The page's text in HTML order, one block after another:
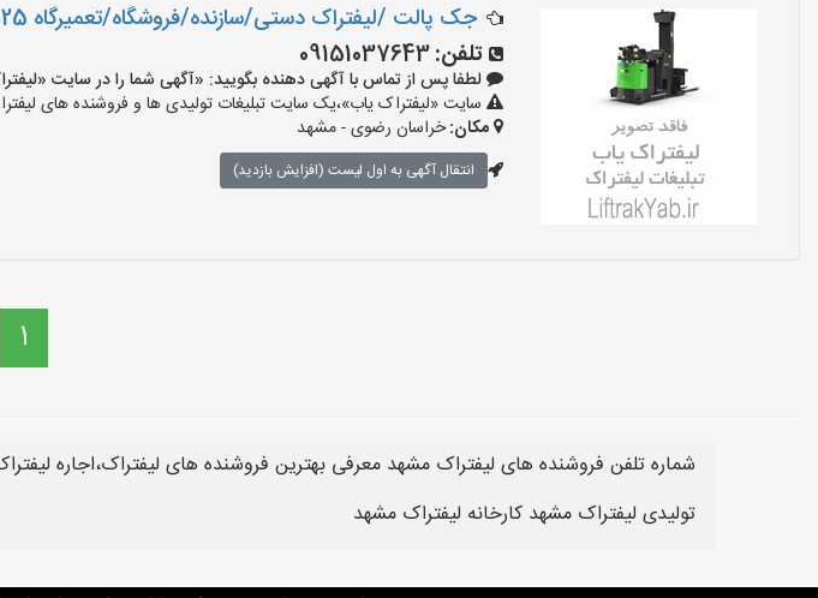
جک پالت /لیفتراک دستی/سازنده/فروشگاه/تعمیرگاه 2025
تلفن:09151037643
لطفا پس از تماس با آگهی دهنده بگویید: «آگهی شما را در سایت «لیفتراک یاب»
سایت «لیفتراک یاب»،یک سایت تبلیغات تولیدی ها و فروشنده های
مکان:خراسان رضوی - مشهد
انتقال آگهی به اول لیست (افزایش بازدید)
1
شماره تلفن فروشنده های لیفتراک مشهد معرفی بهترین فروشنده های لیفتراک،اجاره
تولیدی لیفتراک مشهد کارخانه لیفتراک مشهد